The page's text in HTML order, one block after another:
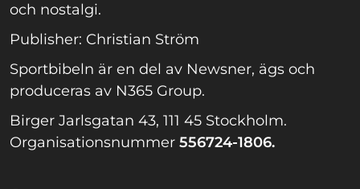
och nostalgi.
Publisher: Christian Ström
Sportbibeln är en del av Newsner, ägs och
produceras av N365 Group.
Birger Jarlsgatan 43, 111 45 Stockholm.
Organisationsnummer 556724-1806.